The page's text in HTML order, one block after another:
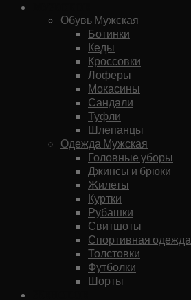
Обувь Мужская
Ботинки
Кеды
Кроссовки
Лоферы
Мокасины
Сандали
Туфли
Шлепанцы
Одежда Мужская
Головные уборы
Джинсы и брюки
Жилеты
Куртки
Рубашки
Свитшоты
Спортивная одежда
Толстовки
Футболки
Шорты